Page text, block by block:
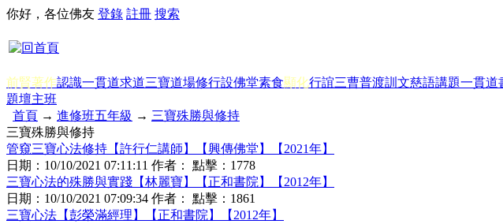
你好，各位佛友 登錄 註冊 搜索
前賢著作認識一貫道求道三寶道場修行設佛堂素食顯化行誼三曹普渡訓文慈語講題一貫道
題壇主班
首頁 → 進修班五年級 → 三寶殊勝與修持
三寶殊勝與修持
管窺三寶心法修持【許行仁講師】【興傳佛堂】【2021年】
日期： 10/10/2021 07:11:11 作者： 點擊： 1778
三寶心法的殊勝與實踐【林麗寶】【正和書院】【2012年】
日期： 10/10/2021 07:09:34 作者： 點擊： 1861
三寶心法【彭榮滿經理】【正和書院】【2012年】